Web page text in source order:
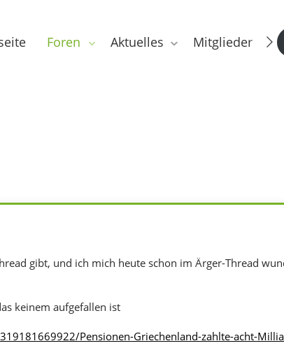
Foren Aktuelles Mitglieder
gibt, und ich mich heute schon im Ärger-Thread
keinem aufgefallen ist
Pensionen-Griechenland-zahlte-acht-